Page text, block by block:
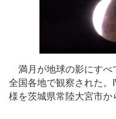
満月が地球の影にすべ
全国各地で観察された
様を茨城県常陸大宮市か